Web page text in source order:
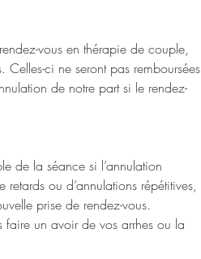
vous en thérapie de couple,
ci ne seront pas remboursées
de notre part si le rendez-
de la séance si l’annulation
ou d’annulations répétitives,
prise de rendez-vous.
faire un avoir de vos arrhes ou la